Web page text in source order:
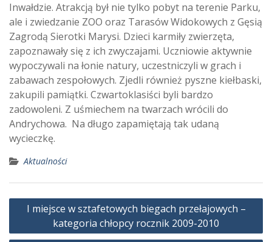
Inwałdzie. Atrakcją był nie tylko pobyt na terenie Parku,
ale i zwiedzanie ZOO oraz Tarasów Widokowych z Gęsią
Zagrodą Sierotki Marysi. Dzieci karmiły zwierzęta,
zapoznawały się z ich zwyczajami. Uczniowie aktywnie
wypoczywali na łonie natury, uczestniczyli w grach i
zabawach zespołowych. Zjedli również pyszne kiełbaski,
zakupili pamiątki. Czwartoklasiści byli bardzo
zadowoleni. Z uśmiechem na twarzach wrócili do
Andrychowa. Na długo zapamiętają tak udaną
wycieczkę.
Aktualności
Nawigacja
I miejsce w sztafetowych biegach przełajowych –
kategoria chłopcy rocznik 2009-2010